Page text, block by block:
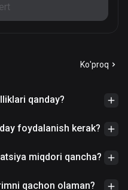
Ko'proq
qanday?
foydalanish kerak?
miqdori qancha?
qachon olaman?